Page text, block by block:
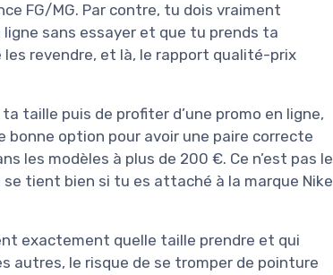
FG/MG. Par contre, tu dois vraiment
sans essayer et que tu prends ta
revendre, et là, le rapport qualité-prix
taille puis de profiter d’une promo en ligne,
bonne option pour avoir une paire correcte
les modèles à plus de 200 €. Ce n’est pas le
tient bien si tu es attaché à la marque Nike
exactement quelle taille prendre et qui
autres, le risque de se tromper de pointure